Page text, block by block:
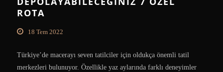
ROTA
18 Tem 2022
Türkiye’de macerayı seven tatilciler için oldukça önemli tatil
merkezleri bulunuyor. Özellikle yaz aylarında farklı deneyimler